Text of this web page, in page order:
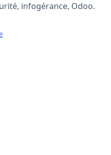
infogérance, Odoo.